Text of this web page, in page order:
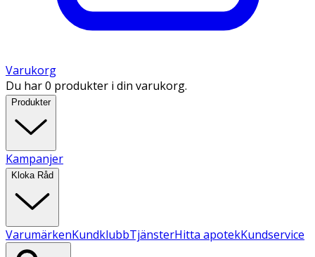
Varukorg
Du har 0 produkter i din varukorg.
Produkter
Kampanjer
Kloka Råd
VarumärkenKundklubbTjänsterHitta apotekKundservice